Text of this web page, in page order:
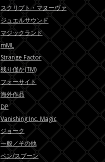
スクリプト・マヌーヴァ
ジュエルサウンド
マジックランド
mML
Strange Factor
残り僅か(TM)
フォーサイト
海外作品
DP
Vanishing Inc. Magic
ジョーク
一般／その他
ペン/スプーン